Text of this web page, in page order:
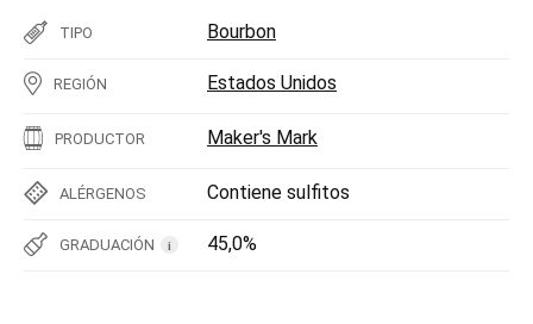
TIPO Bourbon
REGIÓN Estados Unidos
PRODUCTOR Maker's Mark
ALÉRGENOS Contiene sulfitos
GRADUACIÓN i 45,0%